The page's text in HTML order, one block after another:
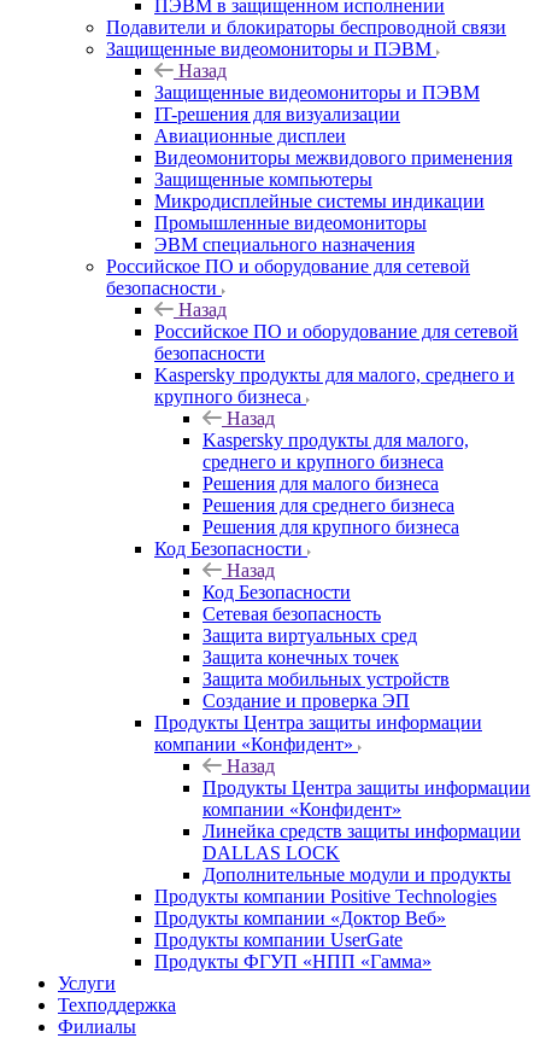
ПЭВМ в защищенном исполнении
Подавители и блокираторы беспроводной связи
Защищенные видеомониторы и ПЭВМ
Назад
Защищенные видеомониторы и ПЭВМ
IT-решения для визуализации
Авиационные дисплеи
Видеомониторы межвидового применения
Защищенные компьютеры
Микродисплейные системы индикации
Промышленные видеомониторы
ЭВМ специального назначения
Российское ПО и оборудование для сетевой
безопасности
Назад
Российское ПО и оборудование для сетевой
безопасности
Kaspersky продукты для малого, среднего и
крупного бизнеса
Назад
Kaspersky продукты для малого,
среднего и крупного бизнеса
Решения для малого бизнеса
Решения для среднего бизнеса
Решения для крупного бизнеса
Код Безопасности
Назад
Код Безопасности
Сетевая безопасность
Защита виртуальных сред
Защита конечных точек
Защита мобильных устройств
Создание и проверка ЭП
Продукты Центра защиты информации
компании «Конфидент»
Назад
Продукты Центра защиты информации
компании «Конфидент»
Линейка средств защиты информации
DALLAS LOCK
Дополнительные модули и продукты
Продукты компании Positive Technologies
Продукты компании «Доктор Веб»
Продукты компании UserGate
Продукты ФГУП «НПП «Гамма»
Услуги
Техподдержка
Филиалы